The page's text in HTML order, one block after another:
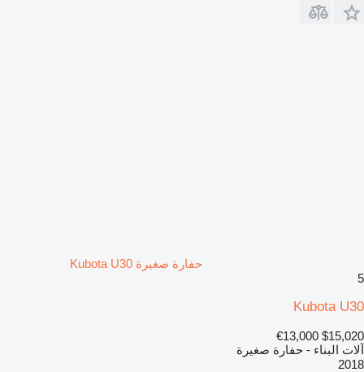
حفارة صغيرة Kubota U30
5
Kubota U30
$15,020
€13,000
آلات البناء - حفارة صغيرة
2018